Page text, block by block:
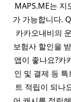
MAPS.ME는 지
가 가능합니다.
카카오내비의
보험사 할인을
앱이 좋나요?카
인 및 결제 등
트 적립이 되나